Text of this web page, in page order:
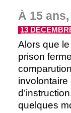
À 15
13
Alors que
prison
involontaire
quelques